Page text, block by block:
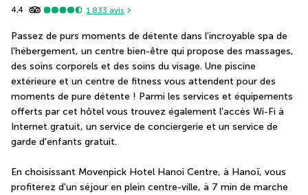
4,4 1 833 avis
Passez de purs moments de détente dans l'incroyable spa de
l'hébergement, un centre bien-être qui propose des massages,
des soins corporels et des soins du visage. Une piscine
extérieure et un centre de fitness vous attendent pour des
moments de pure détente ! Parmi les services et équipements
offerts par cet hôtel vous trouvez également l'accès Wi-Fi à
Internet gratuit, un service de conciergerie et un service de
garde d'enfants gratuit.
En choisissant Movenpick Hotel Hanoi Centre, à Hanoï, vous
profiterez d'un séjour en plein centre-ville, à 7 min de marche